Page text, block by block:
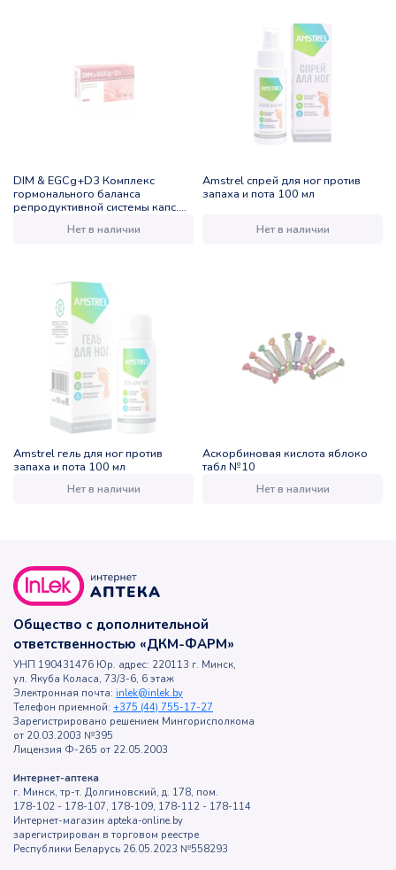
DIM & EGCg+D3 Комплекс
гормонального баланса
репродуктивной системы капс.
Нет в наличии
Amstrel спрей для ног против
запаха и пота 100 мл
Нет в наличии
Amstrel гель для ног против
запаха и пота 100 мл
Нет в наличии
Аскорбиновая кислота яблоко
табл №10
Нет в наличии
Общество с дополнительной
ответственностью «ДКМ-ФАРМ»
УНП 190431476 Юр. адрес: 220113 г. Минск,
ул. Якуба Коласа, 73/3-6, 6 этаж
Электронная почта: inlek@inlek.by
Телефон приемной: +375 (44) 755-17-27
Зарегистрировано решением Мингорисполкома
от 20.03.2003 №395
Лицензия Ф-265 от 22.05.2003
Интернет-аптека
г. Минск, тр-т. Долгиновский, д. 178, пом.
178-102 - 178-107, 178-109, 178-112 - 178-114
Интернет-магазин apteka-online.by
зарегистрирован в торговом реестре
Республики Беларусь 26.05.2023 №558293